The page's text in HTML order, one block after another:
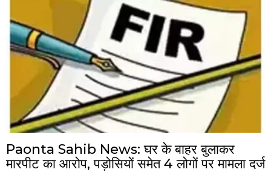
Paonta Sahib News: घर के बाहर बुलाकर
मारपीट का आरोप, पड़ोसियों समेत 4 लोगों पर मामला दर्ज